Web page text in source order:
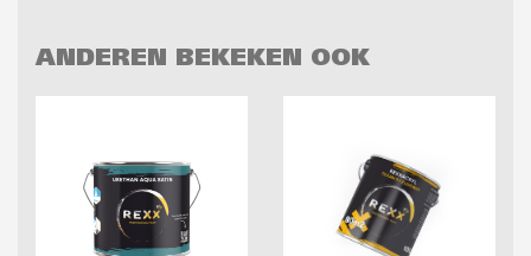
ANDEREN BEKEKEN OOK